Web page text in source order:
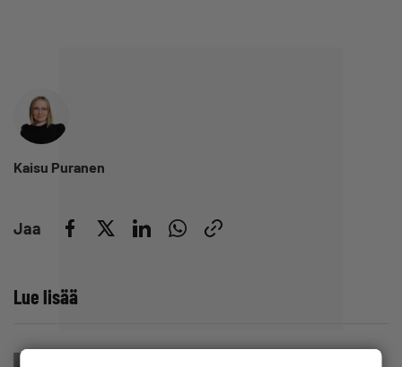
Kaisu Puranen
Jaa
Lue lisää